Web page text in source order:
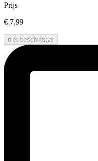
Prijs
€ 7,99
niet beschikbaar